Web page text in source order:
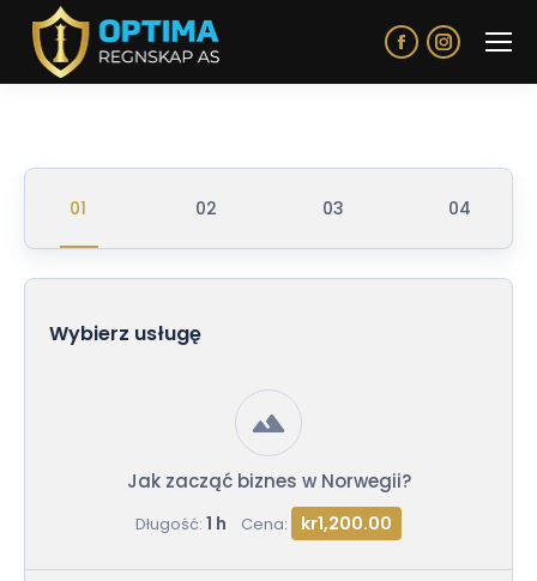
Facebook
page
Instagram
page
Wybierz usługę
Jak zacząć biznes w Norwegii?
Długość: 1 h Cena: kr1,200.00